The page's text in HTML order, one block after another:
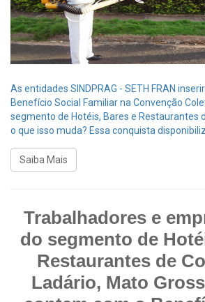
As entidades SINDPRAG - SETH FRAN
Benefício Social Familiar na Convenção
segmento de Hotéis, Bares e Restaurantes
o que isso muda? Essa conquista
Saiba Mais
Trabalhadores e
do segmento de
Restaurantes de
Ladário, Mato